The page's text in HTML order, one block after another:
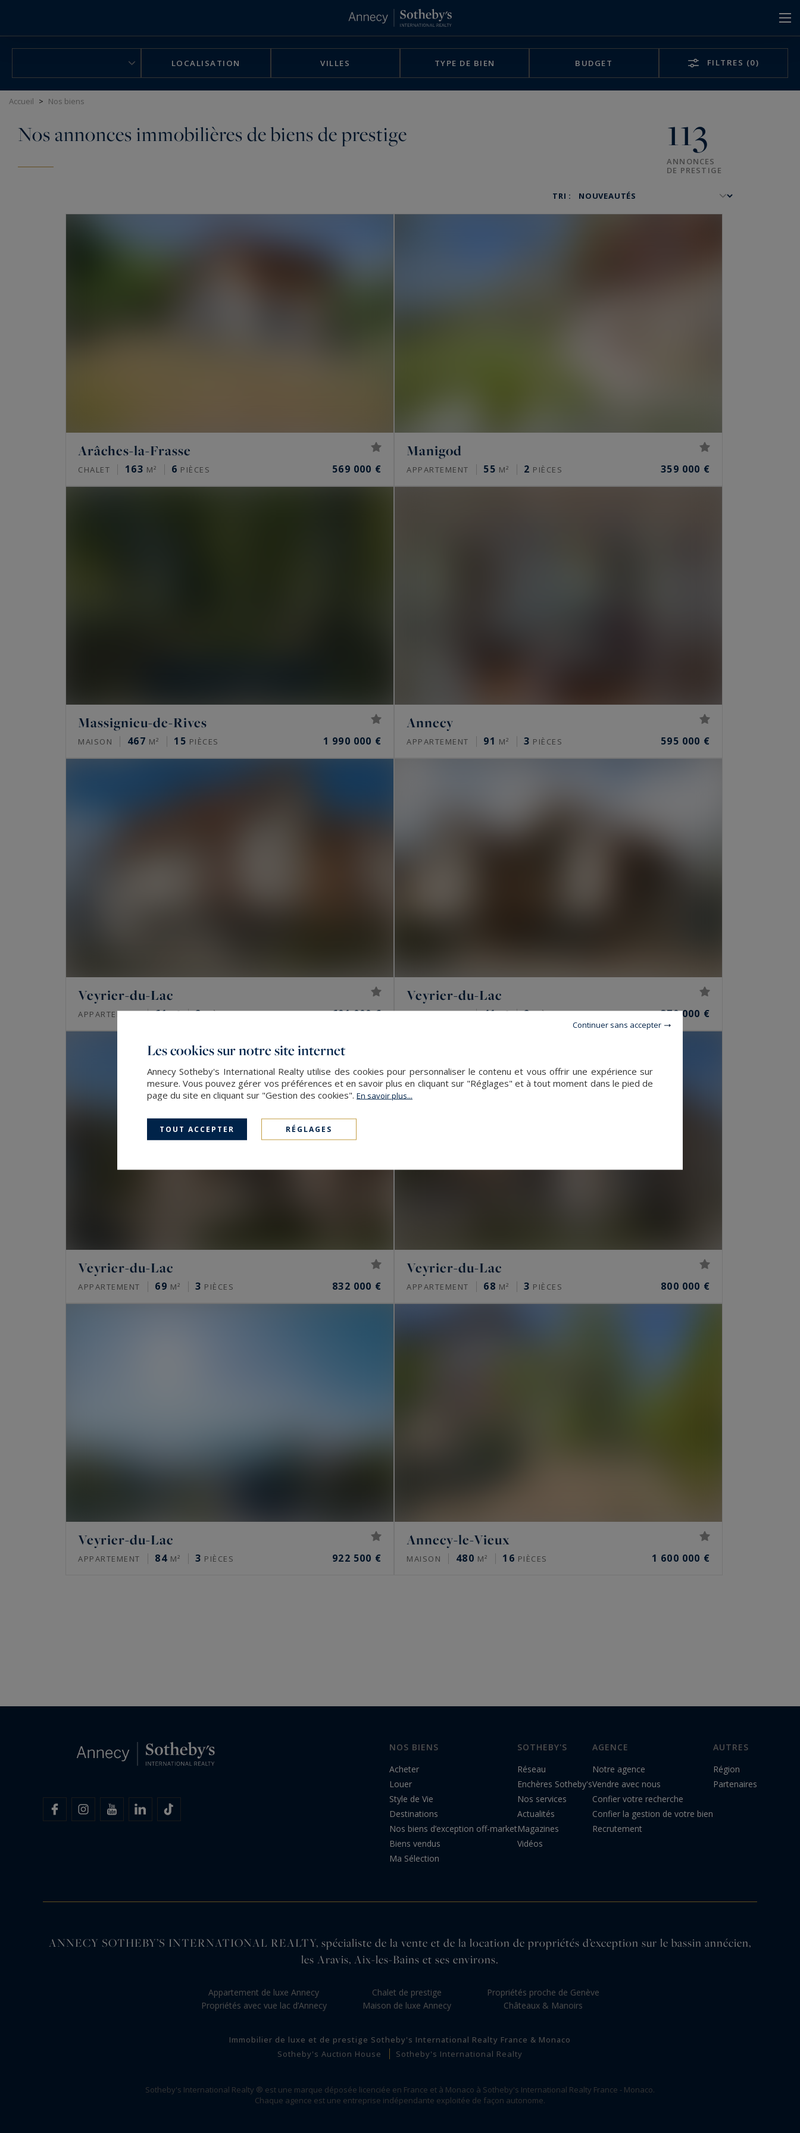
LOCALISATION VILLES TYPE DE BIEN BUDGET FILTRES (0)
Accueil > Nos biens
Nos annonces immobilières de biens de prestige 113
ANNONCES
DE PRESTIGE
TRI :
Arâches-la-Frasse
CHALET 163 M² 6 PIÈCES 569 000 €
Manigod
APPARTEMENT 55 M² 2 PIÈCES 359 000 €
Massignieu-de-Rives
MAISON 467 M² 15 PIÈCES 1 990 000 €
Annecy
APPARTEMENT 91 M² 3 PIÈCES 595 000 €
Veyrier-du-Lac
APPARTEMENT 61M² 2PIÈCES 691 000 €
Veyrier-du-Lac
APPARTEMENT 41M² 2PIÈCES 379 000 €
Veyrier-du-Lac
APPARTEMENT 69 M² 3 PIÈCES 832 000 €
Veyrier-du-Lac
APPARTEMENT 68 M² 3 PIÈCES 800 000 €
Veyrier-du-Lac
APPARTEMENT 84 M² 3 PIÈCES 922 500 €
Annecy-le-Vieux
MAISON 480 M² 16 PIÈCES 1 600 000 €
NOS BIENS
Acheter
Louer
Style de Vie
Destinations
Nos biens d’exception off-market
Biens vendus
Ma Sélection
SOTHEBY'S
Réseau
Enchères Sotheby's
Nos services
Actualités
Magazines
Vidéos
AGENCE
Notre agence
Vendre avec nous
Confier votre recherche
Confier la gestion de votre bien
Recrutement
AUTRES
Région
Partenaires
ANNECY SOTHEBY’S INTERNATIONAL REALTY, spécialiste de la vente et de la location de propriétés d’exception sur le bassin annécien,
les Aravis, Aix-les-Bains et ses environs.
Appartement de luxe Annecy
Propriétés avec vue lac d’Annecy
Chalet de prestige
Maison de luxe Annecy
Propriétés proche de Genève
Châteaux & Manoirs
Immobilier de luxe et de prestige Sotheby's International Realty France & Monaco
Sotheby's Auction House
Sotheby's International Realty
Sotheby's International Realty ® est une marque déposée licenciée en France et à Monaco à Sotheby's International Realty France - Monaco.
Chaque agence est une entreprise indépendante exploitée de façon autonome.
Les cookies sur notre site internet
Annecy Sotheby's International Realty utilise des cookies pour personnaliser le contenu et vous offrir une expérience sur
mesure. Vous pouvez gérer vos préférences et en savoir plus en cliquant sur "Réglages" et à tout moment dans le pied de
page du site en cliquant sur "Gestion des cookies". En savoir plus...
TOUT ACCEPTER RÉGLAGES
Continuer sans accepter